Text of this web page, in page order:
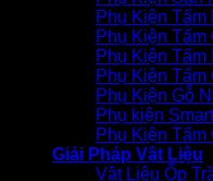
Phụ Kiện Tấm
Phụ Kiện Tấm
Phụ Kiện
Phụ Kiện Tấm
Phụ Kiện Gỗ
Phụ kiện
Phụ Kiện Tấm
Giải Pháp Vật Liệu
Vật Liệu Ốp